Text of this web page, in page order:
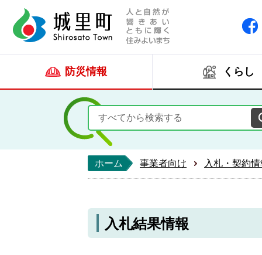
防災情報 くらし
ホーム 事業者向け 入札・契約
入札結果情報